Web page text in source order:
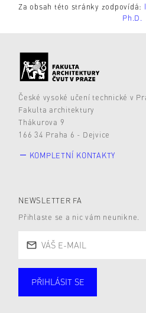
Za obsah této stránky zodpovídá:
Ph.D.
České vysoké učení technické v
Fakulta architektury
Thákurova 9
166 34 Praha 6 - Dejvice
KOMPLETNÍ KONTAKTY
NEWSLETTER FA
Přihlaste se a nic vám neunikne.
PŘIHLÁSIT SE